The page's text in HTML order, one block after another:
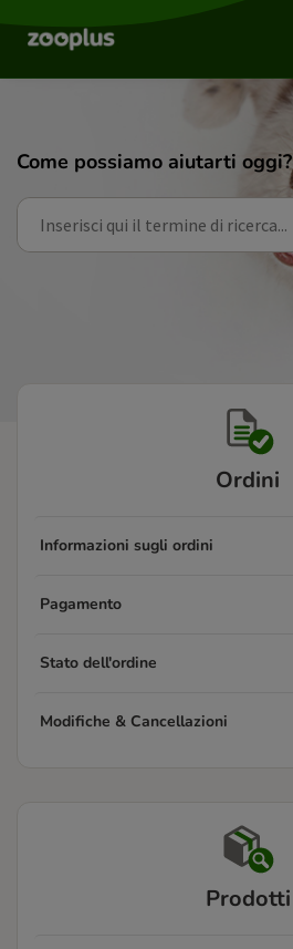
Come possiamo aiutarti oggi?
Ordini
Informazioni sugli ordini
Pagamento
Stato dell'ordine
Modifiche & Cancellazioni
Prodotti